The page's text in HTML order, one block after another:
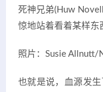
死神兄弟(Huw
惊地站着看着某样东
照片：Susie Allnutt/
也就是说，血源发